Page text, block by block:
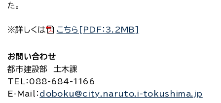
た。
※詳しくは こちら[PDF：3.2MB]
お問い合わせ
都市建設部 土木課
TEL
：088-684-1166
E-Mail
： doboku@city.naruto.i-tokushima.jp